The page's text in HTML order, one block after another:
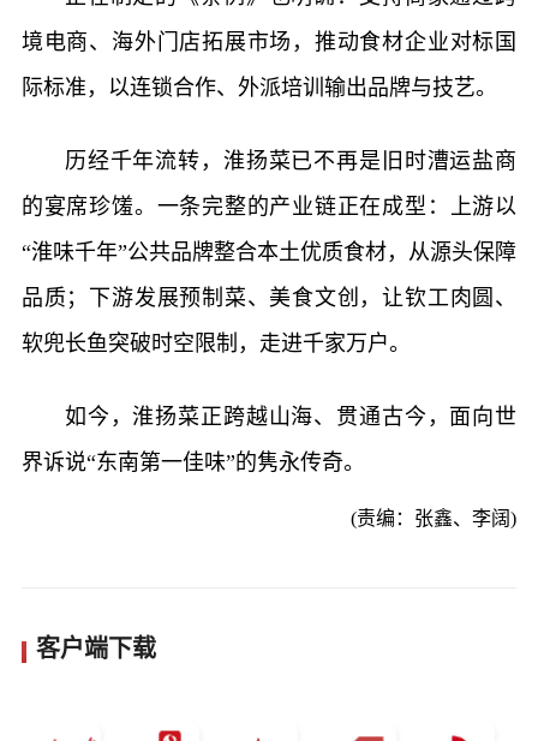
境电商、海外门店拓展市场，推动食材企业对标国
际标准，以连锁合作、外派培训输出品牌与技艺。
历经千年流转，淮扬菜已不再是旧时漕运盐商
的宴席珍馐。一条完整的产业链正在成型：上游以
“淮味千年”公共品牌整合本土优质食材，从源头保障
品质；下游发展预制菜、美食文创，让钦工肉圆、
软兜长鱼突破时空限制，走进千家万户。
如今，淮扬菜正跨越山海、贯通古今，面向世
界诉说“东南第一佳味”的隽永传奇。
(责编：张鑫、李阔)
客户端下载